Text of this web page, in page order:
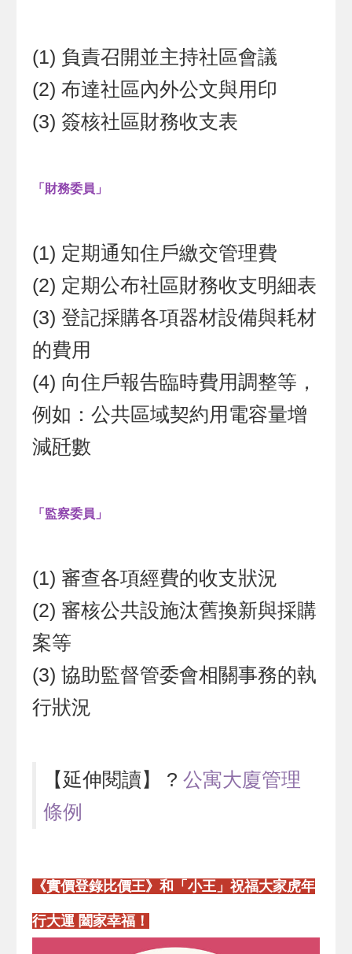
(1) 負責召開並主持社區會議
(2) 布達社區內外公文與用印
(3) 簽核社區財務收支表
「財務委員」
(1) 定期通知住戶繳交管理費
(2) 定期公布社區財務收支明細表
(3) 登記採購各項器材設備與耗材
的費用
(4) 向住戶報告臨時費用調整等，
例如：公共區域契約用電容量增
減瓩數
「監察委員」
(1) 審查各項經費的收支狀況
(2) 審核公共設施汰舊換新與採購
案等
(3) 協助監督管委會相關事務的執
行狀況
【延伸閱讀】 ? 公寓大廈管理
條例
《實價登錄比價王》和「小王」祝福大家虎年
行大運 闔家幸福！